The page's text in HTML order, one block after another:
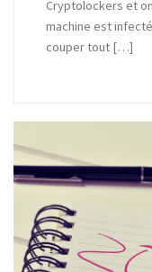
Cryptolockers et
machine est
couper tout […]